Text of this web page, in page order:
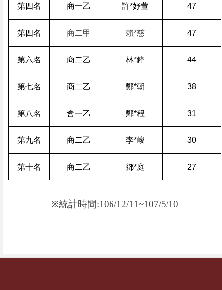
第四名 商一乙 許*妤萱 47
第四名 商二甲 賴*慈 47
第六名 商二乙 林*鋒 44
第七名 商二乙 鄭*朝 38
第八名 會一乙 鄭*程 31
第九名 商二乙 李*峻 30
第十名 商二乙 鄧*庭 27
※統計時間:106/12/11~107/5/10